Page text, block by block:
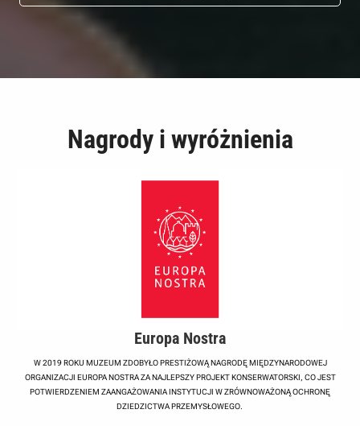
Nagrody i wyróżnienia
Europa Nostra
W 2019 ROKU MUZEUM ZDOBYŁO PRESTIŻOWĄ NAGRODĘ MIĘDZYNARODOWEJ
ORGANIZACJI EUROPA NOSTRA ZA NAJLEPSZY PROJEKT KONSERWATORSKI, CO JEST
POTWIERDZENIEM ZAANGAŻOWANIA INSTYTUCJI W ZRÓWNOWAŻONĄ OCHRONĘ
DZIEDZICTWA PRZEMYSŁOWEGO.